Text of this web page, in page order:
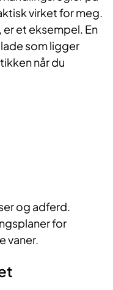
virket for meg.
et eksempel. En
som ligger
når du
og adferd.
for
vaner.